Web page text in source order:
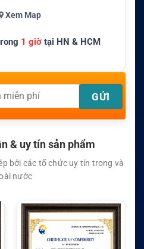
Xem Map
1 giờtại HN & HCM
& uy tín sản phẩm
bởi các tổ chức uy tín trong và
nước